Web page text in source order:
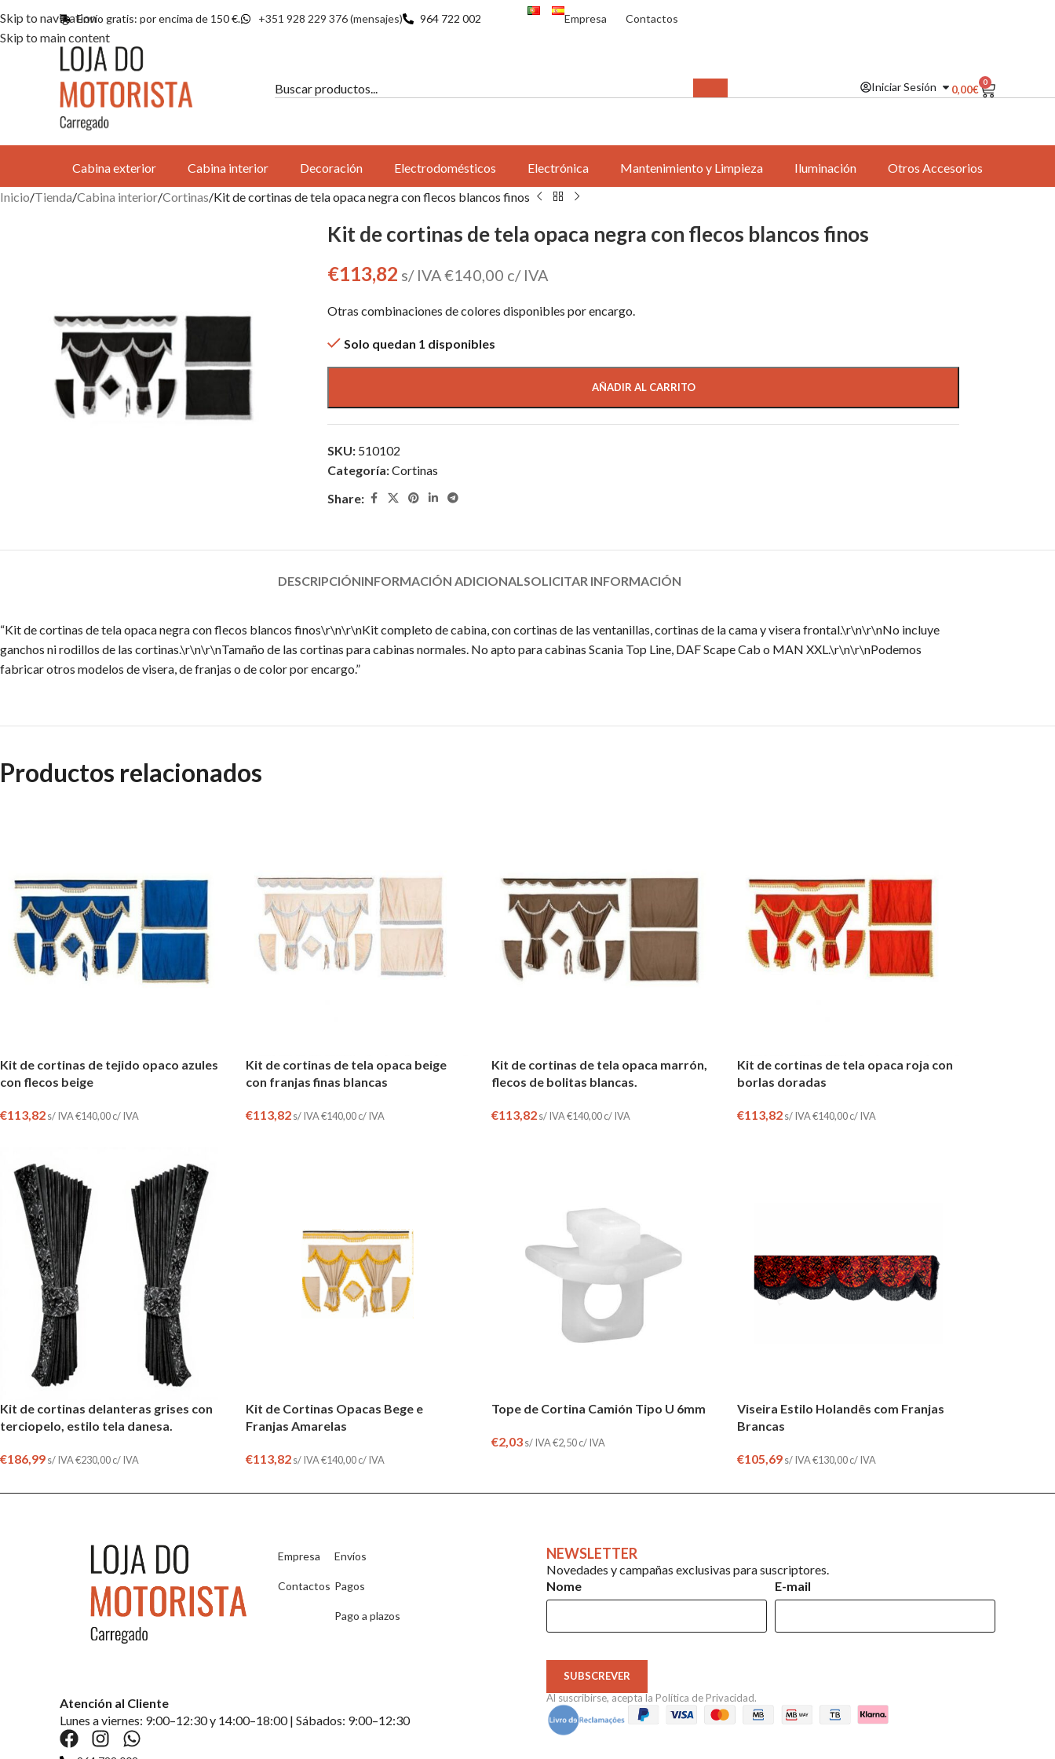
Skip to navigation
Skip to main content
Envío gratis: por encima de 150 €. +351 928 229 376 (mensajes) 964 722 002 Empresa Contactos
Iniciar Sesión 0,00€
0
Cabina exterior Cabina interior Decoración Electrodomésticos Electrónica Mantenimiento y Limpieza Iluminación
Otros Accesorios
Inicio Tienda Cabina interior Cortinas Kit de cortinas de tela opaca negra con flecos blancos finos
Kit de cortinas de tela opaca negra con flecos blancos finos
€113,82 s/ IVA€140,00 c/ IVA
Otras combinaciones de colores disponibles por encargo.
Solo quedan 1 disponibles
AÑADIR AL CARRITO
SKU: 510102
Categoría:Cortinas
Share:
DESCRIPCIÓNINFORMACIÓN ADICIONALSOLICITAR INFORMACIÓN
“Kit de cortinas de tela opaca negra con flecos blancos finos\r\n\r\nKit completo de cabina, con cortinas de las ventanillas, cortinas de la cama y visera frontal.\r\n\r\nNo incluye
ganchos ni rodillos de las cortinas.\r\n\r\nTamaño de las cortinas para cabinas normales. No apto para cabinas Scania Top Line, DAF Scape Cab o MAN XXL.\r\n\r\nPodemos
fabricar otros modelos de visera, de franjas o de color por encargo.”
Productos relacionados
Kit de cortinas de tejido opaco azules
con flecos beige
€113,82s/ IVA€140,00c/ IVA
Kit de cortinas de tela opaca beige
con franjas finas blancas
€113,82s/ IVA€140,00c/ IVA
Kit de cortinas de tela opaca marrón,
flecos de bolitas blancas.
€113,82s/ IVA€140,00c/ IVA
Kit de cortinas de tela opaca roja con
borlas doradas
€113,82s/ IVA€140,00c/ IVA
Kit de cortinas delanteras grises con
terciopelo, estilo tela danesa.
€186,99s/ IVA€230,00c/ IVA
Kit de Cortinas Opacas Bege e
Franjas Amarelas
€113,82s/ IVA€140,00c/ IVA
Tope de Cortina Camión Tipo U 6mm
€2,03s/ IVA€2,50c/ IVA
Viseira Estilo Holandês com Franjas
Brancas
€105,69s/ IVA€130,00c/ IVA
Empresa
Contactos
Envíos
Pagos
Pago a plazos
Atención al Cliente
Lunes a viernes: 9:00–12:30 y 14:00–18:00 | Sábados: 9:00–12:30
NEWSLETTER
Novedades y campañas exclusivas para suscriptores.
Nome
E-mail
SUBSCREVER
Al suscribirse, acepta la Política de Privacidad.